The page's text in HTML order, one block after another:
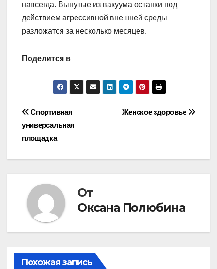
навсегда. Вынутые из вакуума останки под
действием агрессивной внеш­ней среды
разложатся за несколько месяцев.
Поделится в
Навигация
по
записям
Женское здоровье
Спортивная
универсальная
площадка
От
Оксана Полюбина
Похожая запись